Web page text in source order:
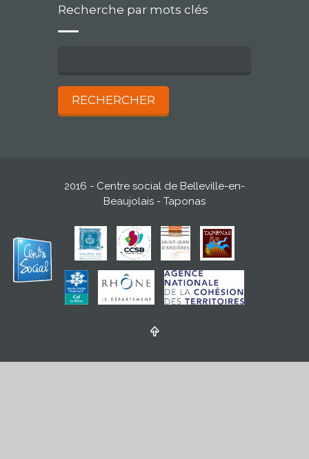
Recherche par mots clés
2016 - Centre social de Belleville-en-
Beaujolais - Taponas